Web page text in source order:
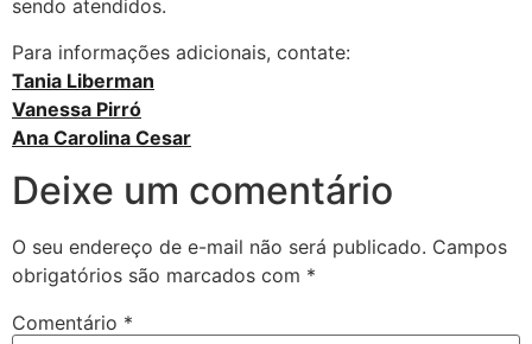
sendo atendidos.
Para informações adicionais, contate:
Tania Liberman
Vanessa Pirró
Ana Carolina Cesar
Deixe um comentário
O seu endereço de e-mail não será publicado. Campos
obrigatórios são marcados com *
Comentário *